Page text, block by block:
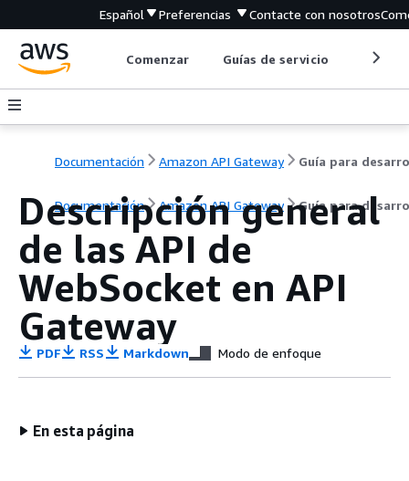
Español Preferencias Contacte con nosotros
Comenzar Guías de servicio
Documentación Amazon API Gateway
Documentación Amazon API Gateway Guía para
Descripción general
de las API de
WebSocket en API
Gateway
PDF RSS Markdown Modo de enfoque
En esta página